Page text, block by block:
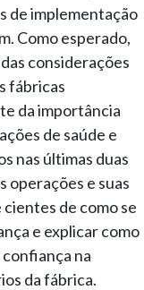
de implementação
Como esperado,
considerações
fábricas
da importância
de saúde e
nas últimas duas
operações e suas
de como se
e explicar como
na
da fábrica.